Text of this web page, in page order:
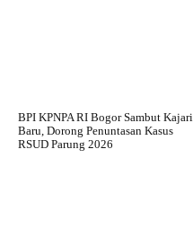
BPI KPNPA RI Bogor Sambut Kajari
Baru, Dorong Penuntasan Kasus
RSUD Parung 2026